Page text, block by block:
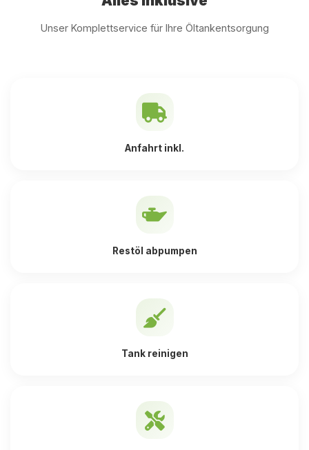
Unser Komplettservice für Ihre Öltankentsorgung
Anfahrt inkl.
Restöl abpumpen
Tank reinigen